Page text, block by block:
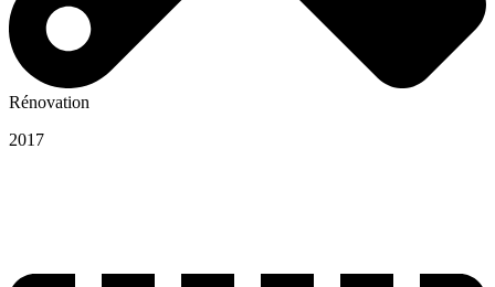
Rénovation
2017